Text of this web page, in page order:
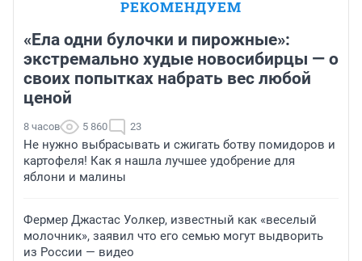
РЕКОМЕНДУЕМ
«Ела одни булочки и пирожные»:
экстремально худые новосибирцы — о
своих попытках набрать вес любой
ценой
8 часов 5 860 23
Не нужно выбрасывать и сжигать ботву помидоров и
картофеля! Как я нашла лучшее удобрение для
яблони и малины
Фермер Джастас Уолкер, известный как «веселый
молочник», заявил что его семью могут выдворить
из России — видео